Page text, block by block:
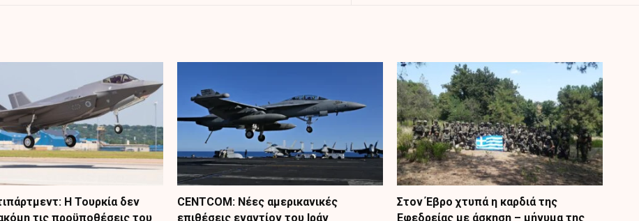
Η Τουρκία δεν
τις προϋποθέσεις του
CENTCOM: Νέες αμερικανικές
επιθέσεις εναντίον του Ιράν
Στον Έβρο χτυπά η καρδιά της
Εφεδρείας με άσκηση – μήνυμα της